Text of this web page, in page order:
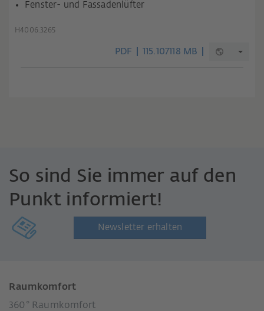
Fenster- und Fassadenlüfter
H4006.3265
PDF 115.107118 MB
So sind Sie immer auf den
Punkt informiert!
Newsletter erhalten
Raumkomfort
360° Raumkomfort